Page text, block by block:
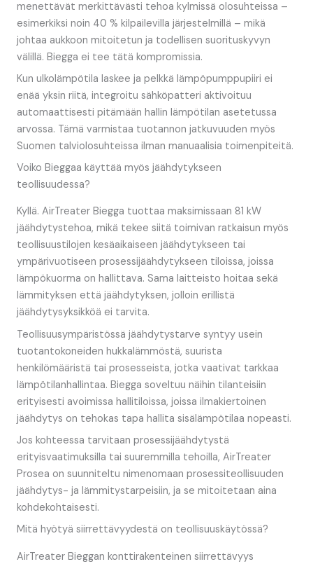
menettävät merkittävästi tehoa kylmissä olosuhteissa –
esimerkiksi noin 40 % kilpailevilla järjestelmillä – mikä
johtaa aukkoon mitoitetun ja todellisen suorituskyvyn
välillä. Biegga ei tee tätä kompromissia.
Kun ulkolämpötila laskee ja pelkkä lämpöpumppupiiri ei
enää yksin riitä, integroitu sähköpatteri aktivoituu
automaattisesti pitämään hallin lämpötilan asetetussa
arvossa. Tämä varmistaa tuotannon jatkuvuuden myös
Suomen talviolosuhteissa ilman manuaalisia toimenpiteitä.
Voiko Bieggaa käyttää myös jäähdytykseen
teollisuudessa?
Kyllä. AirTreater Biegga tuottaa maksimissaan 81 kW
jäähdytystehoa, mikä tekee siitä toimivan ratkaisun myös
teollisuustilojen kesäaikaiseen jäähdytykseen tai
ympärivuotiseen prosessijäähdytykseen tiloissa, joissa
lämpökuorma on hallittava. Sama laitteisto hoitaa sekä
lämmityksen että jäähdytyksen, jolloin erillistä
jäähdytysyksikköä ei tarvita.
Teollisuusympäristössä jäähdytystarve syntyy usein
tuotantokoneiden hukkalämmöstä, suurista
henkilömääristä tai prosesseista, jotka vaativat tarkkaa
lämpötilanhallintaa. Biegga soveltuu näihin tilanteisiin
erityisesti avoimissa hallitiloissa, joissa ilmakiertoinen
jäähdytys on tehokas tapa hallita sisälämpötilaa nopeasti.
Jos kohteessa tarvitaan prosessijäähdytystä
erityisvaatimuksilla tai suuremmilla tehoilla, AirTreater
Prosea on suunniteltu nimenomaan prosessiteollisuuden
jäähdytys- ja lämmitystarpeisiin, ja se mitoitetaan aina
kohdekohtaisesti.
Mitä hyötyä siirrettävyydestä on teollisuuskäytössä?
AirTreater Bieggan konttirakenteinen siirrettävyys